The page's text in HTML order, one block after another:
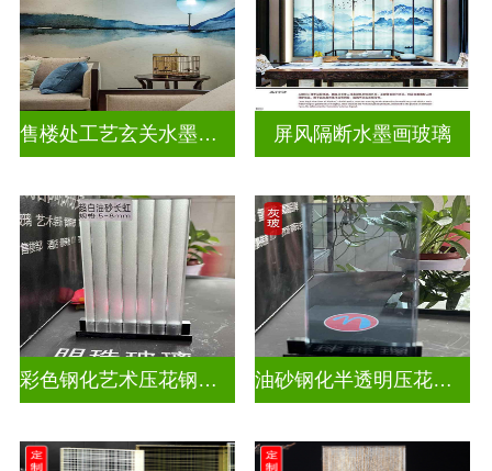
售楼处工艺玄关水墨山水画玻璃 屏风隔断水墨画玻璃
彩色钢化艺术压花钢化玻璃 油砂钢化半透明压花玻璃